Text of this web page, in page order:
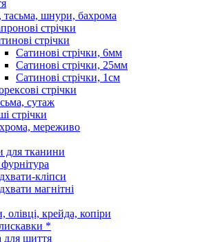
тасьма, шнури, бахрома
стрічки
стрічки
Сатинові стрічки, 6мм
Сатинові стрічки, 25мм
Сатинові стрічки, 1см
стрічки
сутаж
стрічки
мереживо
для тканини
кліпси
магнітні
олівці, крейда, копіри
*
для шиття